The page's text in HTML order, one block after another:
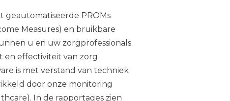
geautomatiseerde PROMs
Measures) en bruikbare
u en uw zorgprofessionals
en effectiviteit van zorg
is met verstand van techniek
door onze monitoring
In de rapportages zien